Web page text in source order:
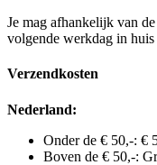
Je mag afhankelijk van
volgende werkdag in
Verzendkosten
Nederland:
Onder de € 50,-: €
Boven de € 50,-: